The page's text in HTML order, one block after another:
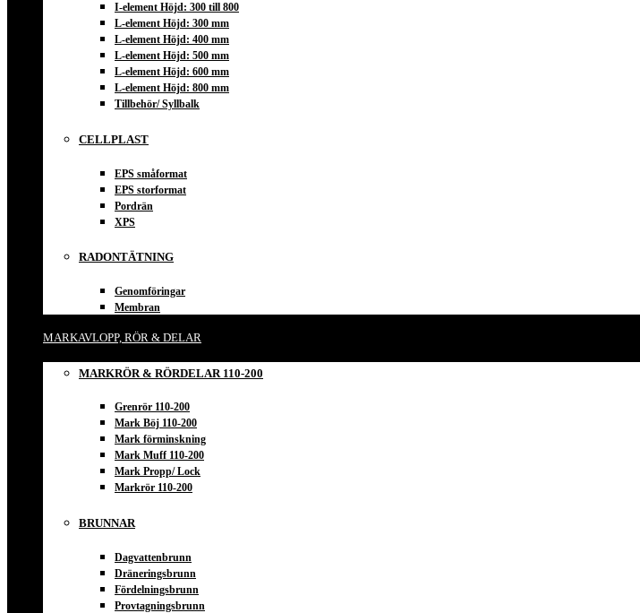
I-element Höjd: 300 till 800
L-element Höjd: 300 mm
L-element Höjd: 400 mm
L-element Höjd: 500 mm
L-element Höjd: 600 mm
L-element Höjd: 800 mm
Tillbehör/ Syllbalk
CELLPLAST
EPS småformat
EPS storformat
Pordrän
XPS
RADONTÄTNING
Genomföringar
Membran
MARKAVLOPP, RÖR & DELAR
MARKRÖR & RÖRDELAR 110-200
Grenrör 110-200
Mark Böj 110-200
Mark förminskning
Mark Muff 110-200
Mark Propp/ Lock
Markrör 110-200
BRUNNAR
Dagvattenbrunn
Dräneringsbrunn
Fördelningsbrunn
Provtagningsbrunn